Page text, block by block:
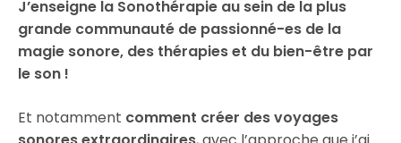
J’enseigne la Sonothérapie au sein de la plus
grande communauté de passionné-es de la
magie sonore, des thérapies et du bien-être par
le son !
Et notamment comment créer des voyages